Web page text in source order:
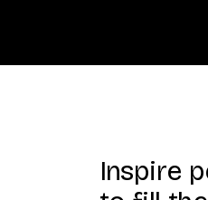
Inspire